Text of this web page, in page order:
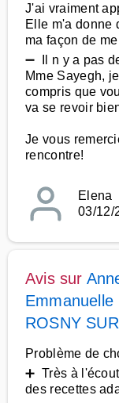
J'ai vraiment
Elle m'a donne
ma façon de
➖ Il n y a pas
Mme Sayegh,
compris que
va se revoir
Je vous
rencontre!
Elena
03/12/
Avis sur
Emmanuelle
ROSNY
Problème de
➕ Très à
des recettes